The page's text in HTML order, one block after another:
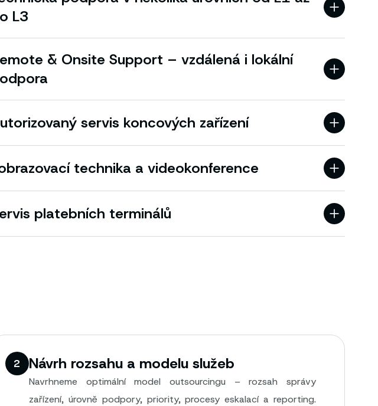
L3
& Onsite Support – vzdálená i lokální
servis koncových zařízení
technika a videokonference
platebních terminálů
2 Návrh rozsahu a modelu služeb
Navrhneme optimální model outsourcingu – rozsah správy
zařízení, úrovně podpory, priority, procesy eskalací a reporting.